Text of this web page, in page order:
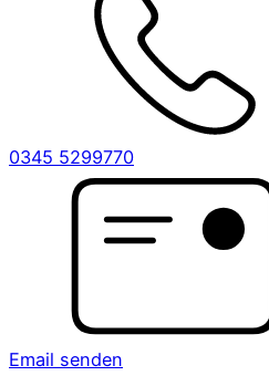
0345 5299770
Email senden